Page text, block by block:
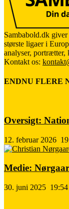
Sambabold.dk
største ligaer i
analyser, portrætter,
Kontakt os:
ENDNU FLERE
Oversigt:
12. februar 2026
Medie:
30. juni 2025 19:54